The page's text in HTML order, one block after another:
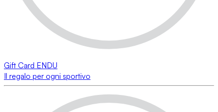
Gift Card ENDU
Il regalo per ogni sportivo